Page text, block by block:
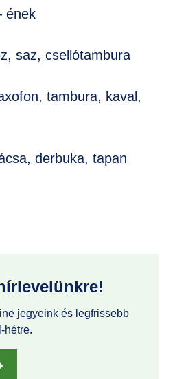
ének
saz, csellótambura
tambura, kaval,
derbuka, tapan
jegyeink és legfrissebb
hétre.